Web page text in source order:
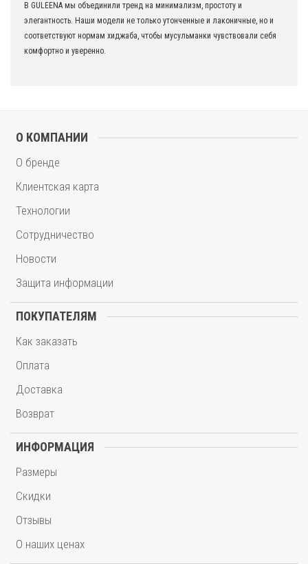
В GULEENA мы объединили тренд на минимализм, простоту и
элегантность. Наши модели не только утонченные и лаконичные, но и
соответствуют нормам хиджаба, чтобы мусульманки чувствовали себя
комфортно и уверенно.
О КОМПАНИИ
О бренде
Клиентская карта
Технологии
Сотрудничество
Новости
Защита информации
ПОКУПАТЕЛЯМ
Как заказать
Оплата
Доставка
Возврат
ИНФОРМАЦИЯ
Размеры
Скидки
Отзывы
О наших ценах